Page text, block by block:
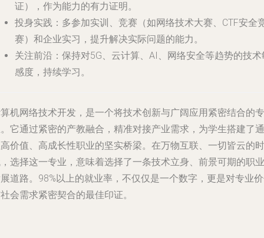
证），作为能力的有力证明。
投身实践 ：多参加实训、竞赛（如网络技术大赛、CTF安全
赛）和企业实习，提升解决实际问题的能力。
关注前沿 ：保持对5G、云计算、AI、网络安全等趋势的技术
感度，持续学习。
机网络技术开发，是一个将技术创新与广阔应用紧密结合的专
它通过紧密的产教融合，精准对接产业需求，为学生搭建了通
价值、高成长性职业的坚实桥梁。在万物互联、一切皆云的时
选择这一专业，意味着选择了一条技术立身、前景可期的职业
道路。98%以上的就业率，不仅仅是一个数字，更是对专业
会需求紧密契合的最佳印证。